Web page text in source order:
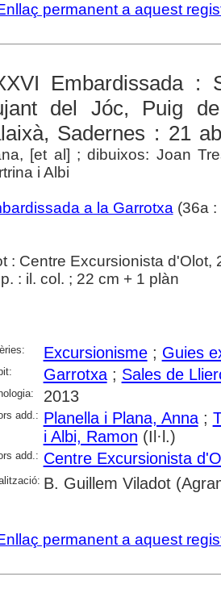
permanent a aquest
Embardissada :
del Jóc, Puig
Sadernes : 21
[et al] ; dibuixos: Joan
i Albi
a la Garrotxa(36a :
: Centre Excursionista d'Olot,
: il. col. ; 22 cm + 1 plàn
Excursionisme; Guies
Garrotxa; Sales de
2013
add.: Planella i Plana, Anna;
i Albi, Ramon (Il·l.)
add.: Centre Excursionista
B. Guillem Viladot
permanent a aquest